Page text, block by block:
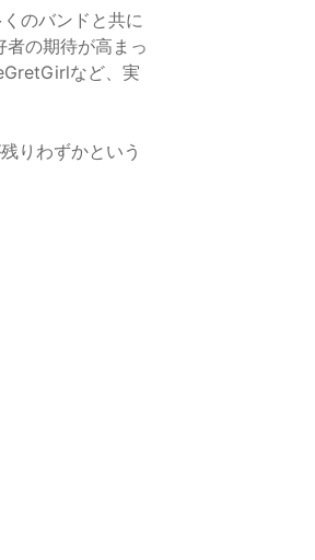
のバンドと共に
の期待が高まっ
など、実
りわずかという